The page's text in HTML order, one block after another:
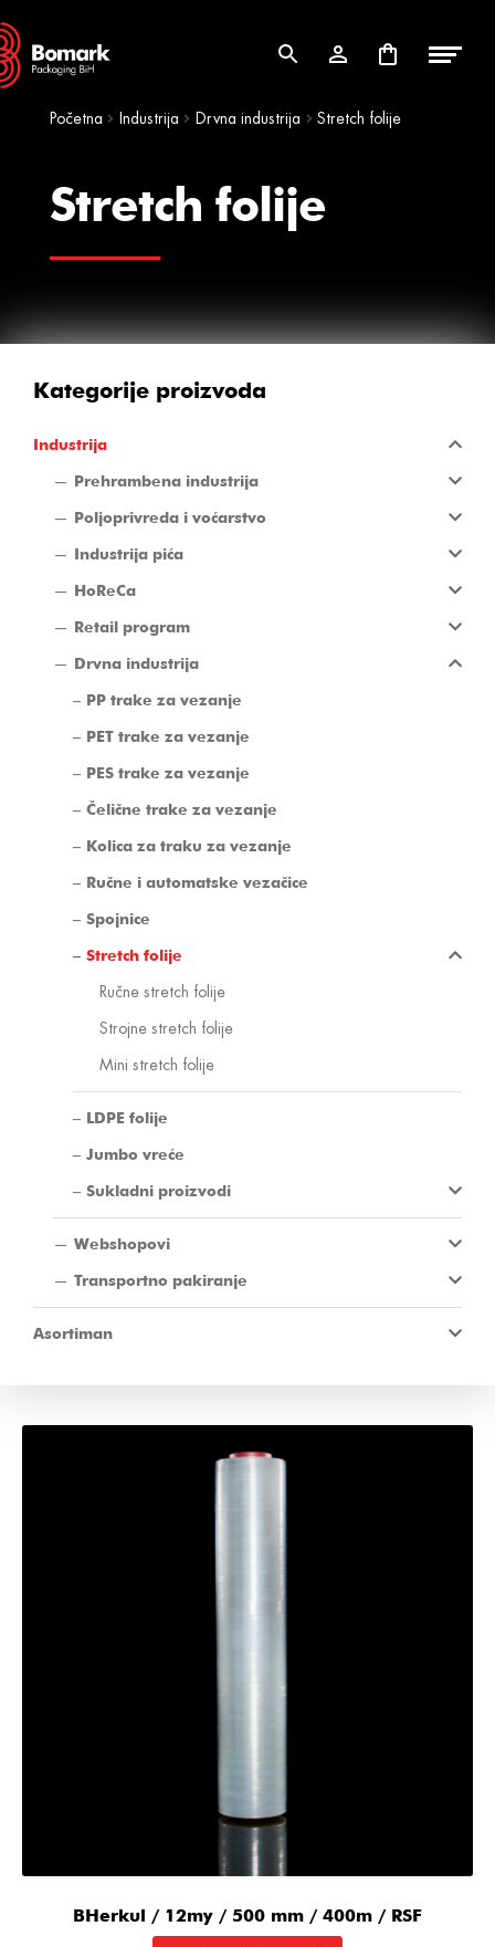
Skip
to
navigation
Skip
to
content
Početna Industrija Drvna industrija Stretch folije
Stretch folije
Kategorije proizvoda
Industrija
Prehrambena industrija
Poljoprivreda i voćarstvo
Industrija pića
HoReCa
Retail program
Drvna industrija
PP trake za vezanje
PET trake za vezanje
PES trake za vezanje
Čelične trake za vezanje
Kolica za traku za vezanje
Ručne i automatske vezačice
Spojnice
Stretch folije
Ručne stretch folije
Strojne stretch folije
Mini stretch folije
LDPE folije
Jumbo vreće
Sukladni proizvodi
Webshopovi
Transportno pakiranje
Asortiman
BHerkul / 12my / 500 mm / 400m / RSF